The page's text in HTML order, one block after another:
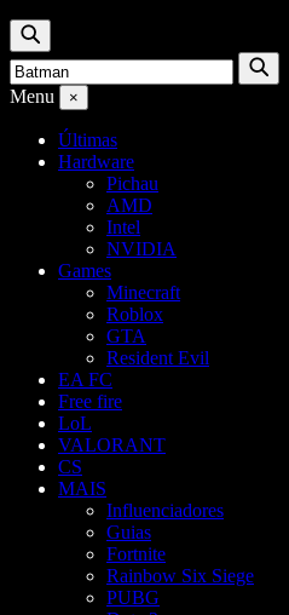
Buscar
Buscar
por:
Buscar
Menu ×
Últimas
Hardware
Pichau
AMD
Intel
NVIDIA
Games
Minecraft
Roblox
GTA
Resident Evil
EA FC
Free fire
LoL
VALORANT
CS
MAIS
Influenciadores
Guias
Fortnite
Rainbow Six Siege
PUBG